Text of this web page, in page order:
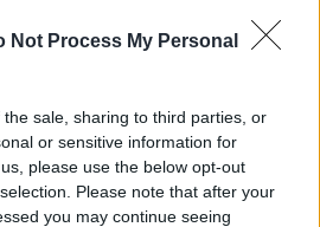
Not Process My Personal
sale, sharing to third parties, or
or sensitive information for
please use the below opt-out
Please note that after your
you may continue seeing